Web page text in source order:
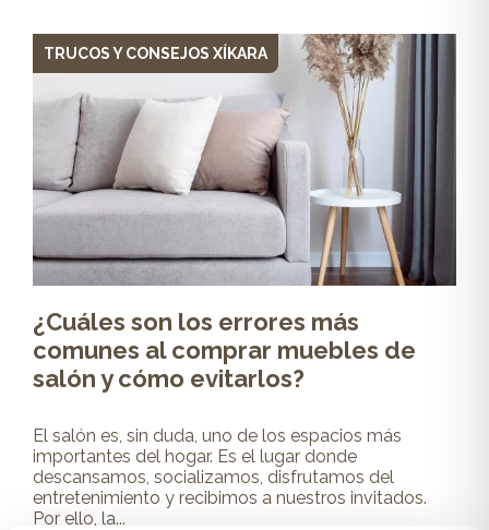
TRUCOS Y CONSEJOS XÍKARA
¿Cuáles son los errores más
comunes al comprar muebles de
salón y cómo evitarlos?
El salón es, sin duda, uno de los espacios más
importantes del hogar. Es el lugar donde
descansamos, socializamos, disfrutamos del
entretenimiento y recibimos a nuestros invitados.
Por ello, la...